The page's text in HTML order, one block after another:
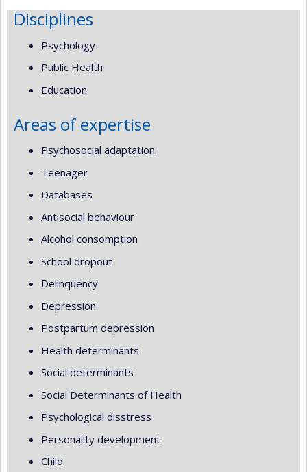
Disciplines
Psychology
Public Health
Education
Areas of expertise
Psychosocial adaptation
Teenager
Databases
Antisocial behaviour
Alcohol consomption
School dropout
Delinquency
Depression
Postpartum depression
Health determinants
Social determinants
Social Determinants of Health
Psychological disstress
Personality development
Child